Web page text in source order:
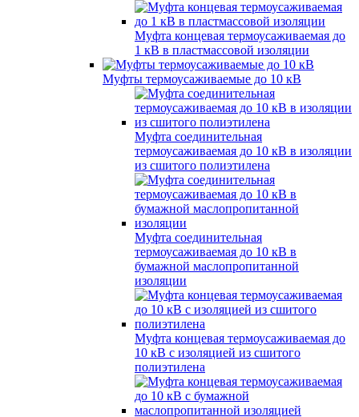
Муфта концевая термоусаживаемая до
1 кВ в пластмассовой изоляции
Муфты термоусаживаемые до 10 кВ
Муфта соединительная
термоусаживаемая до 10 кВ в изоляции
из сшитого полиэтилена
Муфта соединительная
термоусаживаемая до 10 кВ в
бумажной маслопропитанной
изоляции
Муфта концевая термоусаживаемая до
10 кВ с изоляцией из сшитого
полиэтилена